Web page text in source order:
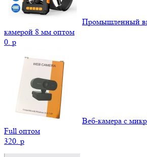
Промышленный
камерой 8 мм оптом
0. p
Веб-камера с
Full оптом
320. p